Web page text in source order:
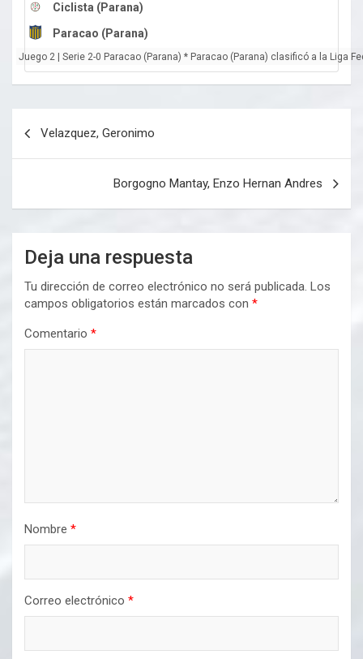
Ciclista (Parana)
Paracao (Parana)
Juego 2 | Serie 2-0 Paracao (Parana) * Paracao (Parana) clasificó a la Liga
Velazquez, Geronimo
Borgogno Mantay, Enzo Hernan Andres
Deja una respuesta
Tu dirección de correo electrónico no será publicada. Los
campos obligatorios están marcados con *
Comentario *
Nombre *
Correo electrónico *